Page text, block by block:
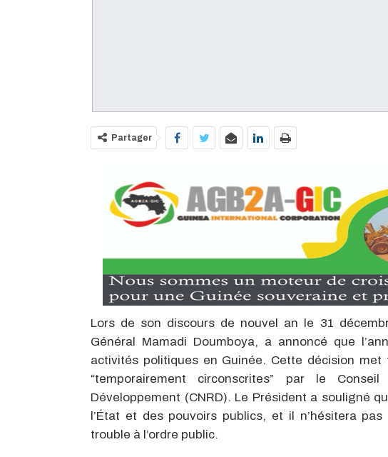
Partager
Lors de son discours de nouvel an le 31
Général Mamadi Doumboya, a annoncé que
activités politiques en Guinée. Cette décision
“temporairement circonscrites” par le
Développement (CNRD). Le Président a souligné
l’État et des pouvoirs publics, et il n’hésitera
trouble à l’ordre public.